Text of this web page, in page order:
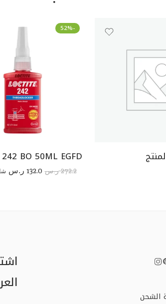
-52%
BO 50ML EGFD
272.2 ر.س 132.0 ر.س
الشحن